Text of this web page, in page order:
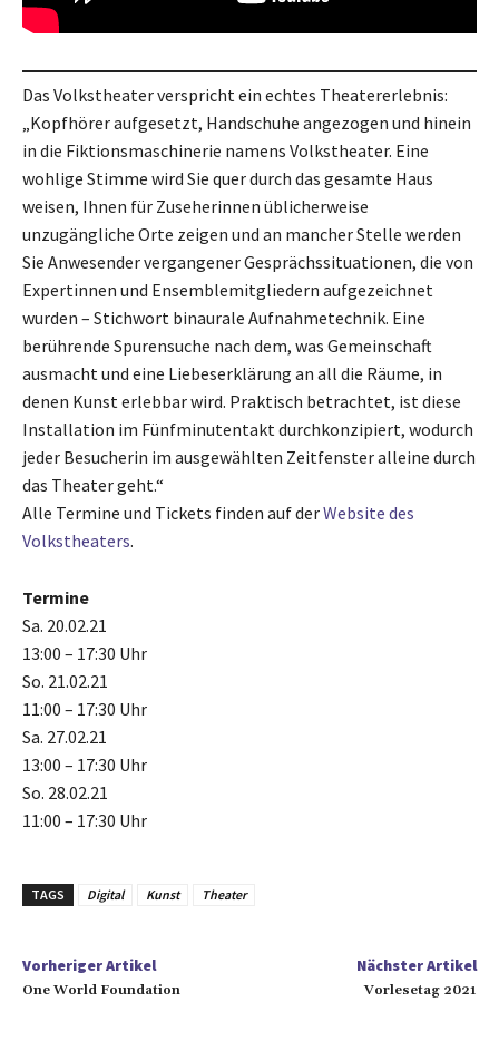
Das Volkstheater verspricht ein echtes Theatererlebnis:
„Kopfhörer aufgesetzt, Handschuhe angezogen und hinein
in die Fiktionsmaschinerie namens Volkstheater. Eine
wohlige Stimme wird Sie quer durch das gesamte Haus
weisen, Ihnen für Zuseherinnen üblicherweise
unzugängliche Orte zeigen und an mancher Stelle werden
Sie Anwesender vergangener Gesprächssituationen, die von
Expertinnen und Ensemblemitgliedern aufgezeichnet
wurden – Stichwort binaurale Aufnahmetechnik. Eine
berührende Spurensuche nach dem, was Gemeinschaft
ausmacht und eine Liebeserklärung an all die Räume, in
denen Kunst erlebbar wird. Praktisch betrachtet, ist diese
Installation im Fünfminutentakt durchkonzipiert, wodurch
jeder Besucherin im ausgewählten Zeitfenster alleine durch
das Theater geht.“
Alle Termine und Tickets finden auf derWebsite des
Volkstheaters.
Termine
Sa. 20.02.21
13:00 – 17:30 Uhr
So. 21.02.21
11:00 – 17:30 Uhr
Sa. 27.02.21
13:00 – 17:30 Uhr
So. 28.02.21
11:00 – 17:30 Uhr
TAGS Digital Kunst Theater
Vorheriger Artikel
One World Foundation
Nächster Artikel
Vorlesetag 2021